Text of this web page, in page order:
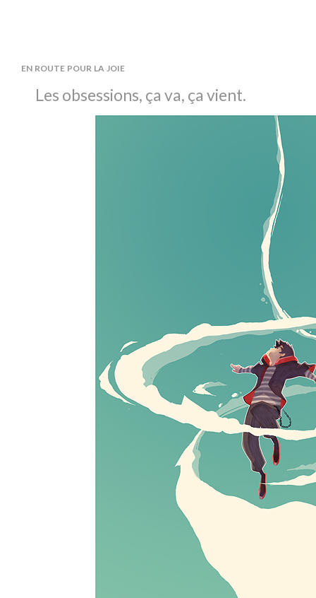
en route pour la joie
Les obsessions, ça va, ça vient.